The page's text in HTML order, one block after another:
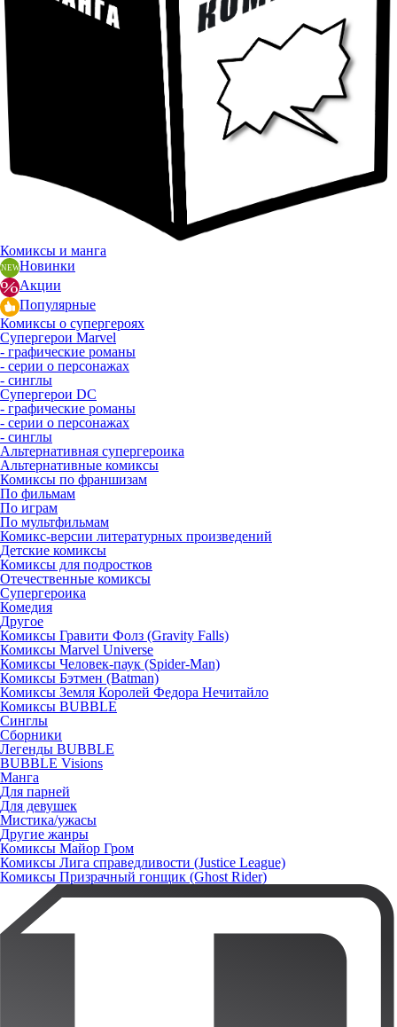
Комиксы и манга
Новинки
Акции
Популярные
Комиксы о супергероях
Супергерои Marvel
- графические романы
- серии о персонажах
- синглы
Супергерои DC
- графические романы
- серии о персонажах
- синглы
Альтернативная супергероика
Альтернативные комиксы
Комиксы по франшизам
По фильмам
По играм
По мультфильмам
Комикс-версии литературных произведений
Детские комиксы
Комиксы для подростков
Отечественные комиксы
Супергероика
Комедия
Другое
Комиксы Гравити Фолз (Gravity Falls)
Комиксы Marvel Universe
Комиксы Человек-паук (Spider-Man)
Комиксы Бэтмен (Batman)
Комиксы Земля Королей Федора Нечитайло
Комиксы BUBBLE
Синглы
Сборники
Легенды BUBBLE
BUBBLE Visions
Манга
Для парней
Для девушек
Мистика/ужасы
Другие жанры
Комиксы Майор Гром
Комиксы Лига справедливости (Justice League)
Комиксы Призрачный гонщик (Ghost Rider)